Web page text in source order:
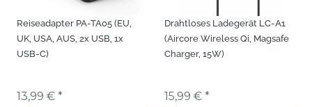
Reiseadapter PA-TA05 (EU,
UK, USA, AUS, 2x USB, 1x
USB-C)
13,99 € *
Drahtloses Ladegerät LC-A1
(Aircore Wireless Qi, Magsafe
Charger, 15W)
15,99 € *